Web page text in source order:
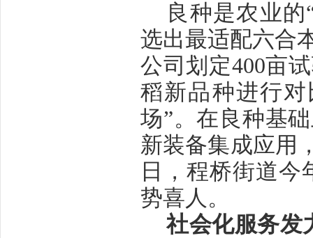
良种是农业的
选出最适配六合
公司划定400亩
稻新品种进行
场”。在良种基
新装备集成应用
日，程桥街道今
势喜人。
社会化服务发